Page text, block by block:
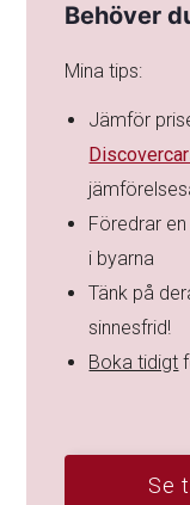
Behöver
Mina tips:
Jämför
Föredrar en
i byarna
Tänk på
sinnesfrid!
Boka tidigt
Se